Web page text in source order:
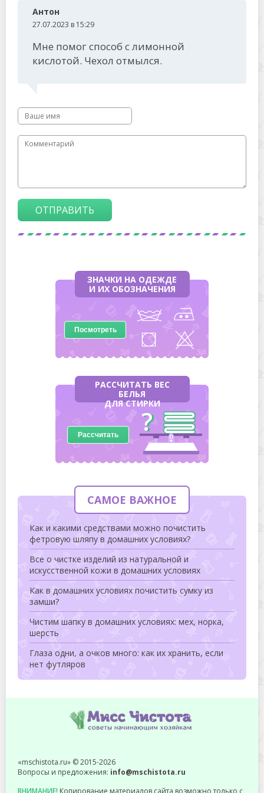
Антон
27.07.2023 в 15:29
Мне помог способ с лимонной
кислотой. Чехол отмылся.
ОТПРАВИТЬ
ЗНАЧКИ НА ОДЕЖДЕ
И ИХ ОБОЗНАЧЕНИЯ
Посмотреть
РАССЧИТАТЬ ВЕС
БЕЛЬЯ
ДЛЯ СТИРКИ
Рассчитать
САМОЕ ВАЖНОЕ
Как и какими средствами можно почистить
фетровую шляпу в домашних условиях?
Все о чистке изделий из натуральной и
искусственной кожи в домашних условиях
Как в домашних условиях почистить сумку из
замши?
Чистим шапку в домашних условиях: мех, норка,
шерсть
Глаза одни, а очков много: как их хранить, если
нет футляров
«mschistota.ru» © 2015-2026
Вопросы и предложения: info@mschistota.ru
ВНИМАНИЕ! Копирование материалов сайта возможно только с